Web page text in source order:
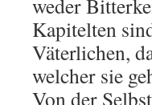
weder
Kapitelten
Väterlichen,
welcher sie
Von der